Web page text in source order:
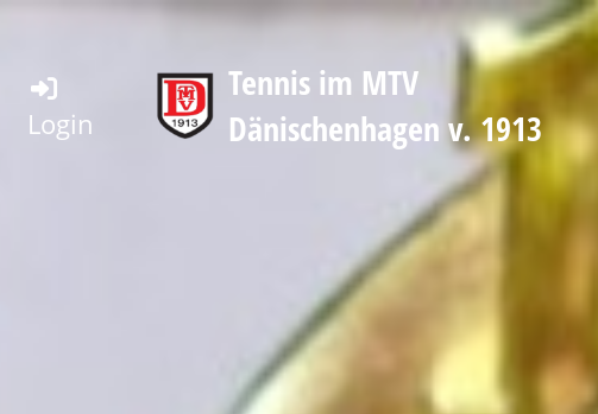
Login
Tennis im MTV
Dänischenhagen v. 1913